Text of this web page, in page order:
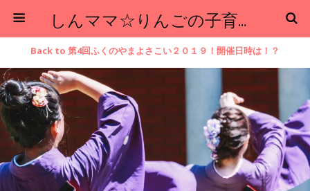
しんママ☆りんごの子育てブログ
Back to 第4回ふくのやまよさこい２０１９！開催日時は！？